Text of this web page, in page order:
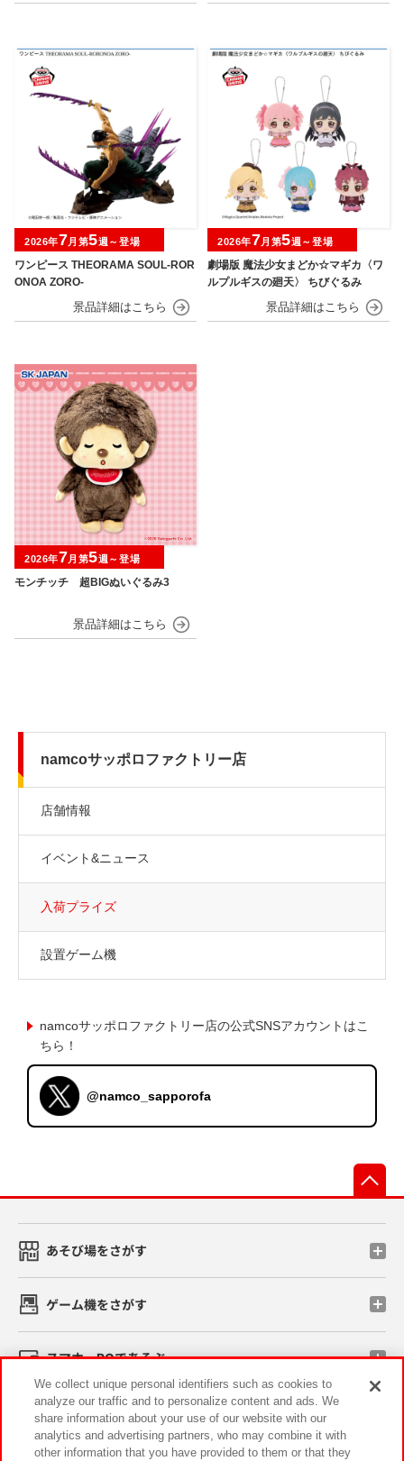
ワンピース THEORAMA SOUL-ROR
ONOA ZORO-
2026年7月第5週～登場
劇場版 魔法少女まどか☆マギカ〈ワ
ルプルギスの廻天〉 ちびぐるみ
2026年7月第5週～登場
モンチッチ 超BIGぬいぐるみ3
2026年7月第5週～登場
namcoサッポロファクトリー店
店舗情報
イベント&ニュース
入荷プライズ
設置ゲーム機
namcoサッポロファクトリー店の公式SNSアカウントはこ
ちら！
@namco_sapporofa
あそび場をさがす
ゲーム機をさがす
スマホ・PCであそぶ
イベント・キャンペーン
We collect unique personal identifiers such as cookies to
analyze our traffic and to personalize content and ads. We
share information about your use of our website with our
analytics and advertising partners, who may combine it with
other information that you have provided to them or that they